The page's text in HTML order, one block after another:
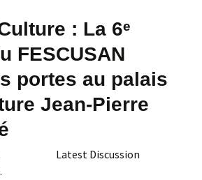
: La 6ᵉ
FESCUSAN
portes au palais
Jean-Pierre
Latest Discussion